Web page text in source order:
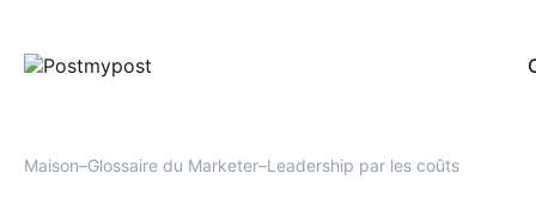
Maison Glossaire du Marketer Leadership par les coûts